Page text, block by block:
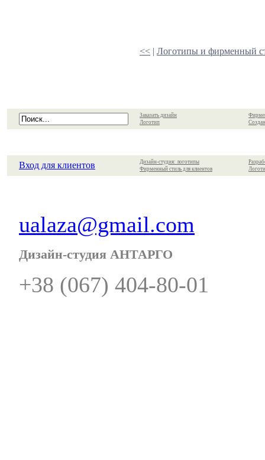
<< | Логотипы и фирменный
Заказать дизайн
Логотип
Вход для клиентов
Дизайн-студия: логотипы
Фирменный стиль для клиентов
ualaza@gmail.com
Дизайн-студия АНТАРГО
+38 (067) 404-80-01